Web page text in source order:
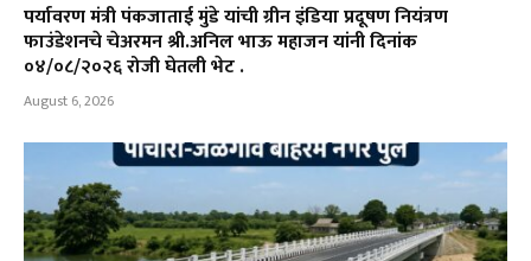
पर्यावरण मंत्री पंकजाताई मुंडे यांची ग्रीन इंडिया प्रदूषण नियंत्रण
फाउंडेशनचे चेअरमन श्री.अनिल भाऊ महाजन यांनी दिनांक
०४/०८/२०२६ रोजी घेतली भेट .
August 6, 2026